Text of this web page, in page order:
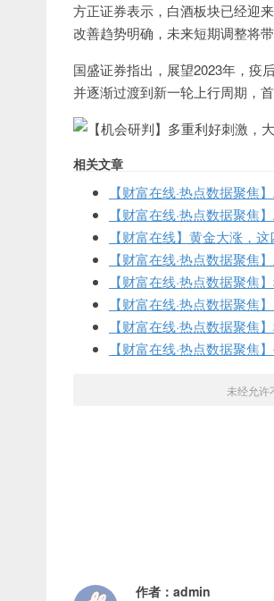
方正证券表示，白酒板块已经迎
改善趋势明确，未来短期调整将
国盛证券指出，展望2023年，疫
并逐渐过渡到新一轮上行周期，
相关文章
【财富在线·热点数据聚焦
【财富在线·热点数据聚焦
【财富在线】黄金大涨，
【财富在线·热点数据聚焦
【财富在线·热点数据聚焦
【财富在线·热点数据聚焦
【财富在线·热点数据聚焦
【财富在线·热点数据聚焦
未经允许
作者： admin